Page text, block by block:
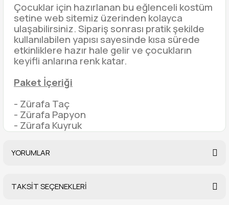
Çocuklar için hazırlanan bu eğlenceli kostüm
setine web sitemiz üzerinden kolayca
ulaşabilirsiniz. Sipariş sonrası pratik şekilde
kullanılabilen yapısı sayesinde kısa sürede
etkinliklere hazır hale gelir ve çocukların
keyifli anlarına renk katar.
Paket İçeriği
- Zürafa Taç
- Zürafa Papyon
- Zürafa Kuyruk
YORUMLAR
TAKSİT SEÇENEKLERİ